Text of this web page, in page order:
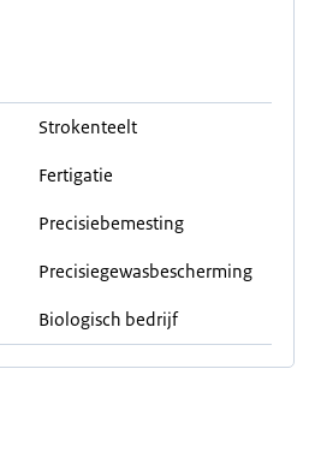
Strokenteelt
Fertigatie
Precisiebemesting
Precisiegewasbescherming
Biologisch bedrijf